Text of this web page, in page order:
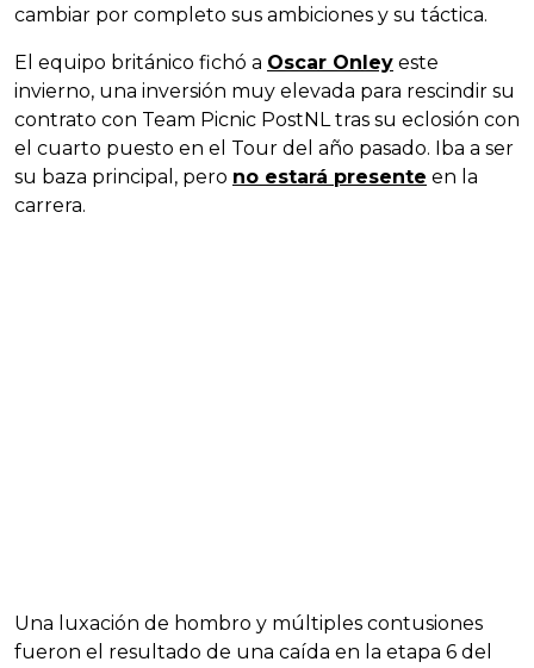
cambiar por completo sus ambiciones y su táctica.
El equipo británico fichó a Oscar Onley este
invierno, una inversión muy elevada para rescindir su
contrato con Team Picnic PostNL tras su eclosión con
el cuarto puesto en el Tour del año pasado. Iba a ser
su baza principal, pero no estará presente en la
carrera.
Una luxación de hombro y múltiples contusiones
fueron el resultado de una caída en la etapa 6 del